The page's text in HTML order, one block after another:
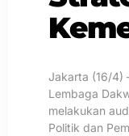
Jakarta (16/4)
Lembaga
melakukan
Politik dan